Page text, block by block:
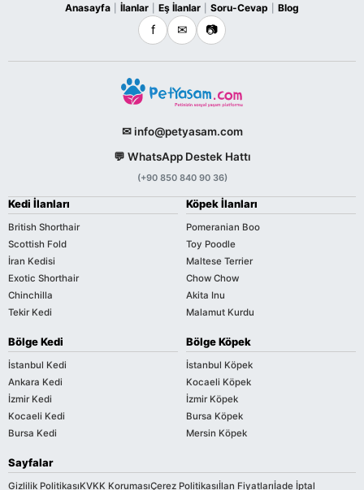
Anasayfa İlanlar Eş İlanlar Soru-Cevap Blog
f ✉ 📷
✉ info@petyasam.com
💬 WhatsApp Destek Hattı
(+90 850 840 90 36)
Kedi İlanları
British Shorthair
Scottish Fold
İran Kedisi
Exotic Shorthair
Chinchilla
Tekir Kedi
Köpek İlanları
Pomeranian Boo
Toy Poodle
Maltese Terrier
Chow Chow
Akita Inu
Malamut Kurdu
Bölge Kedi
İstanbul Kedi
Ankara Kedi
İzmir Kedi
Kocaeli Kedi
Bursa Kedi
Bölge Köpek
İstanbul Köpek
Kocaeli Köpek
İzmir Köpek
Bursa Köpek
Mersin Köpek
Sayfalar
Gizlilik PolitikasıKVKK KorumasıÇerez Politikasıİlan Fiyatlarıİade İptal